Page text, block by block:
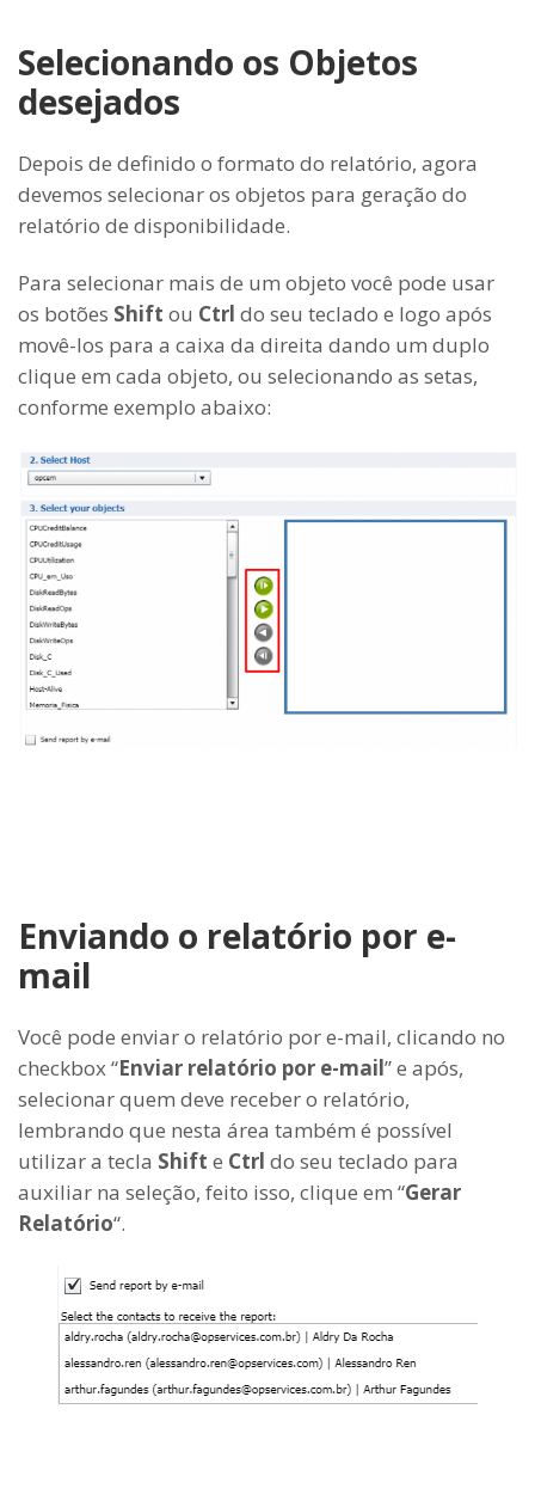
Selecionando os Objetos
desejados
Depois de definido o formato do relatório, agora
devemos selecionar os objetos para geração do
relatório de disponibilidade.
Para selecionar mais de um objeto você pode usar
os botões Shift ou Ctrl do seu teclado e logo após
movê-los para a caixa da direita dando um duplo
clique em cada objeto, ou selecionando as setas,
conforme exemplo abaixo:
Enviando o relatório por e-
mail
Você pode enviar o relatório por e-mail, clicando no
checkbox “Enviar relatório por e-mail” e após,
selecionar quem deve receber o relatório,
lembrando que nesta área também é possível
utilizar a tecla Shift e Ctrl do seu teclado para
auxiliar na seleção, feito isso, clique em “Gerar
Relatório“.